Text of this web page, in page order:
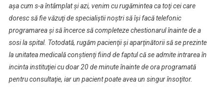
Mare,
Odată
Redeschiderea
Şi
Altor
aşa cum s-a întâmplat şi azi, venim cu rugămintea ca toţi cei care
doresc să fie văzuţi de specialiştii noştri să îşi facă telefonic
programarea şi să încerce să completeze chestionarul înainte de a
sosi la spital. Totodată, rugăm pacienţii şi aparţinătorii să se prezinte
la unitatea medicală conştienţi fiind de faptul că se admite intrarea în
incinta instituţiei cu doar 20 de minute înainte de ora programată
pentru consultaţie, iar un pacient poate avea un singur însoţitor.